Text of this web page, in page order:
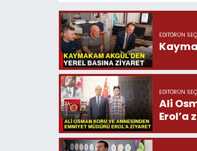
EDITÖRÜN
EDITÖRÜN
Ali
Erol’a